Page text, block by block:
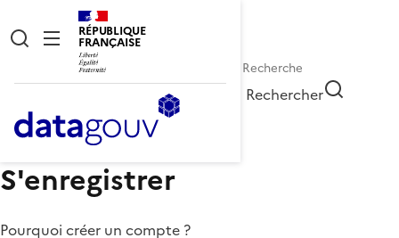
RÉPUBLIQUE
FRANÇAISE
Rechercher
S'enregistrer
Pourquoi créer un compte ?